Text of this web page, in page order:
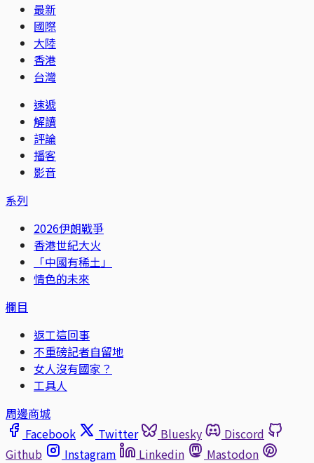
最新
國際
大陸
香港
台灣
速遞
解讀
評論
播客
影音
系列
2026伊朗戰爭
香港世紀大火
「中國有稀土」
情色的未來
欄目
返工這回事
不重磅記者自留地
女人沒有國家？
工具人
周邊商城
Facebook
Twitter Bluesky
Discord
Github
Instagram Linkedin
Mastodon